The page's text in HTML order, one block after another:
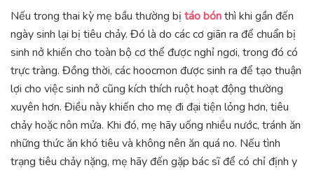
Nếu trong thai kỳ mẹ bầu thường bị táo bónthì khi gần đến
ngày sinh lại bị tiêu chảy. Đó là do các cơ giãn ra để chuẩn bị
sinh nở khiến cho toàn bộ cơ thể được nghỉ ngơi, trong đó có
trực tràng. Đồng thời, các hoocmon được sinh ra để tạo thuận
lợi cho việc sinh nở cũng kích thích ruột hoạt động thường
xuyên hơn. Điều này khiến cho mẹ đi đại tiện lỏng hơn, tiêu
chảy hoặc nôn mửa. Khi đó, mẹ hãy uống nhiều nước, tránh ăn
những thức ăn khó tiêu và không nên ăn quá no. Nếu tình
trạng tiêu chảy nặng, mẹ hãy đến gặp bác sĩ để có chỉ định y